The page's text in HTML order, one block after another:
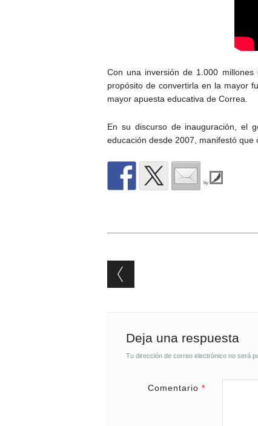
Con una inversión de 1.000
propósito de convertirla en la mayor
mayor apuesta educativa de Correa.
En su discurso de inauguración, el
educación desde 2007, manifestó que
by
Post navigation
Deja una respuesta
Tu dirección de correo electrónico no será
Comentario*